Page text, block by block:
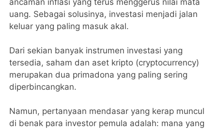
ancaman inflasi yang terus menggerus nilai mata
uang. Sebagai solusinya, investasi menjadi jalan
keluar yang paling masuk akal.
Dari sekian banyak instrumen investasi yang
tersedia, saham dan aset kripto (cryptocurrency)
merupakan dua primadona yang paling sering
diperbincangkan.
Namun, pertanyaan mendasar yang kerap muncul
di benak para investor pemula adalah: mana yang